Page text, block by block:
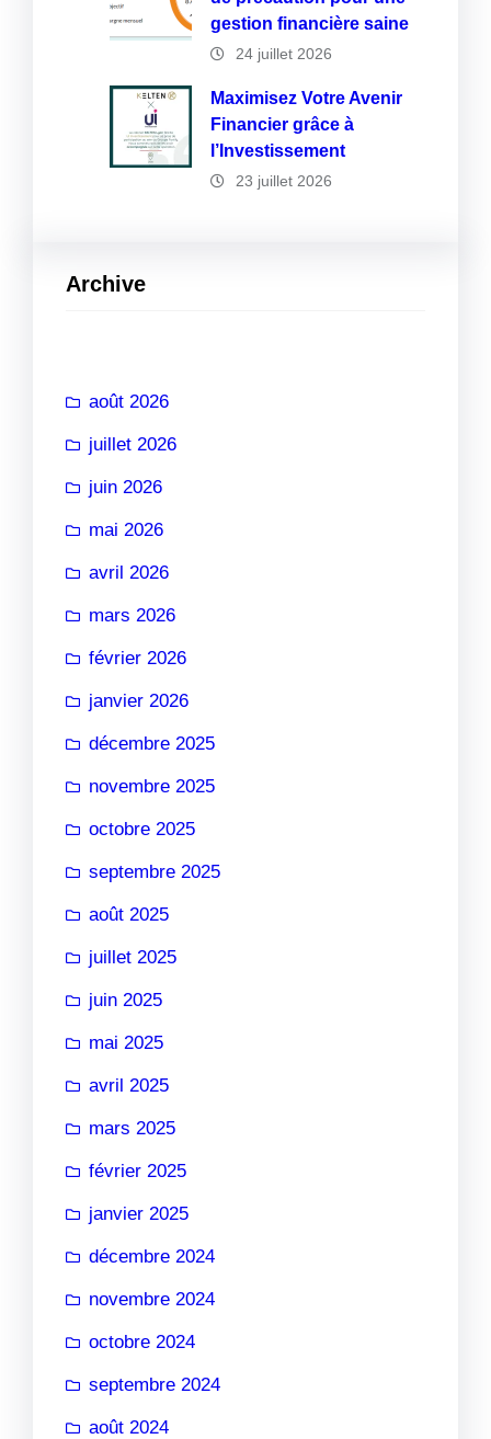
gestion financière saine
24 juillet 2026
Maximisez Votre Avenir
Financier grâce à
l’Investissement
23 juillet 2026
Archive
août 2026
juillet 2026
juin 2026
mai 2026
avril 2026
mars 2026
février 2026
janvier 2026
décembre 2025
novembre 2025
octobre 2025
septembre 2025
août 2025
juillet 2025
juin 2025
mai 2025
avril 2025
mars 2025
février 2025
janvier 2025
décembre 2024
novembre 2024
octobre 2024
septembre 2024
août 2024